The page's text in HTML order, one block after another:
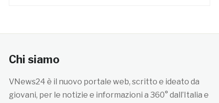
Chi siamo
VNews24 è il nuovo portale web, scritto e ideato da
giovani, per le notizie e informazioni a 360° dall’Italia e